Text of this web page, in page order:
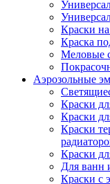
Краски
Краска
Меловые
Аэрозольные
Краски
Краски
Краски
Краски
Для ванн
Краски с